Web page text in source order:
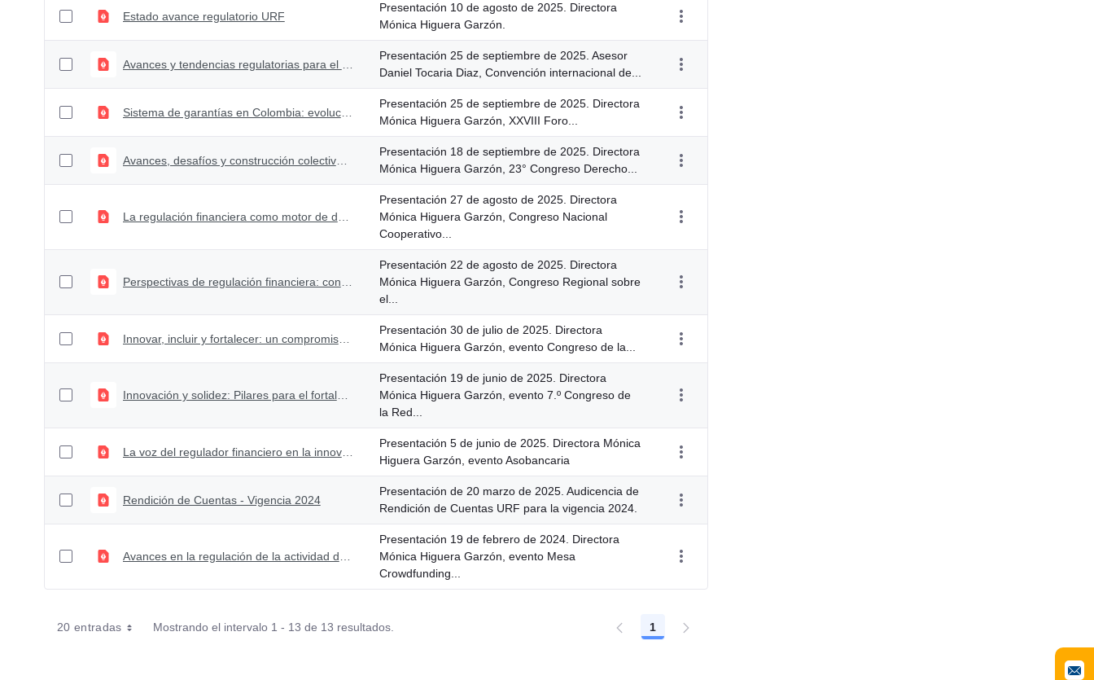
Estado avance regulatorio URF
Presentación 10 de agosto de 2025. Directora
Mónica Higuera Garzón.
Presentación 25 de septiembre de 2025. Asesor
Daniel Tocaria Diaz, Convención internacional de...
Sistema de garantías en Colombia: evolución y perspectivas
Presentación 25 de septiembre de 2025. Directora
Mónica Higuera Garzón, XXVIII Foro...
Avances, desafíos y construcción colectiva para un sistema financiero más sólido e inclusivo
Presentación 18 de septiembre de 2025. Directora
Mónica Higuera Garzón, 23° Congreso Derecho...
Presentación 27 de agosto de 2025. Directora
Mónica Higuera Garzón, Congreso Nacional
Cooperativo...
Presentación 22 de agosto de 2025. Directora
Mónica Higuera Garzón, Congreso Regional sobre
el...
Innovar, incluir y fortalecer: un compromiso de la regulación con los fondos de empleados
Presentación 30 de julio de 2025. Directora
Mónica Higuera Garzón, evento Congreso de la...
Innovación y solidez: Pilares para el fortalecimiento del sector cooperativo
Presentación 19 de junio de 2025. Directora
Mónica Higuera Garzón, evento 7.º Congreso de
la Red...
La voz del regulador financiero en la innovación
Presentación 5 de junio de 2025. Directora Mónica
Higuera Garzón, evento Asobancaria
Rendición de Cuentas - Vigencia 2024
Presentación de 20 marzo de 2025. Audicencia de
Rendición de Cuentas URF para la vigencia 2024.
Presentación 19 de febrero de 2024. Directora
Mónica Higuera Garzón, evento Mesa
Crowdfunding...
20 entradas Mostrando el intervalo 1 - 13 de 13 resultados. Página
1